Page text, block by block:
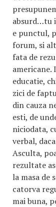
absurd…tu
e punctul,
forum, si
fata de
americane.
educatie,
zici de
din cauza
esti, de
niciodata,
verbal,
Asculta,
rezultate
la masa de
catorva
mai buna,